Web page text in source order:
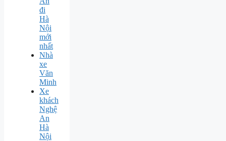
đi
Hà
Nội
mới
nhất
Nhà
xe
Văn
Minh
Xe
khách
Nghệ
An
Hà
Nội